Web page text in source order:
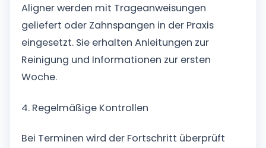
Aligner werden mit Trageanweisungen
geliefert oder Zahnspangen in der Praxis
eingesetzt. Sie erhalten Anleitungen zur
Reinigung und Informationen zur ersten
Woche.
4. Regelmäßige Kontrollen
Bei Terminen wird der Fortschritt überprüft